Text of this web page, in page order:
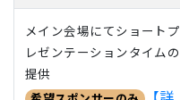
メイン会場にてショートプ
レゼンテーションタイムの
提供